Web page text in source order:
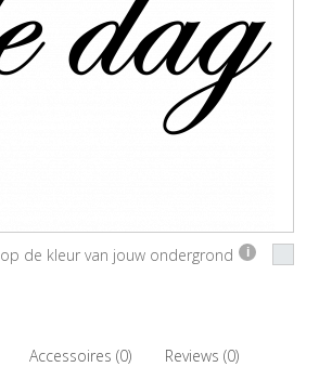
de kleur van jouw ondergrond i
Accessoires (0) Reviews (0)